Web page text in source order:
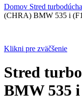
Domov Stred
(CHRA) BMW 535 i
Klikni pre zväčšenie
Stred
BMW 535 i